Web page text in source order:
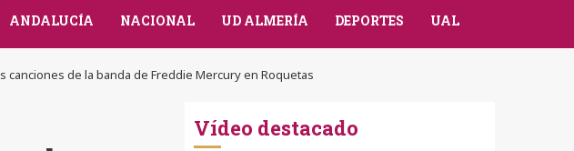
ANDALUCÍA NACIONAL UD ALMERÍA DEPORTES UAL
canciones de la banda de Freddie Mercury en Roquetas
Vídeo destacado